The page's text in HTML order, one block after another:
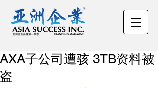
AXA子公司遭骇 3TB资料被
盗